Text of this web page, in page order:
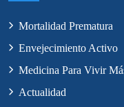
Mortalidad Prematura
Envejecimiento Activo
Medicina Para Vivir
Actualidad